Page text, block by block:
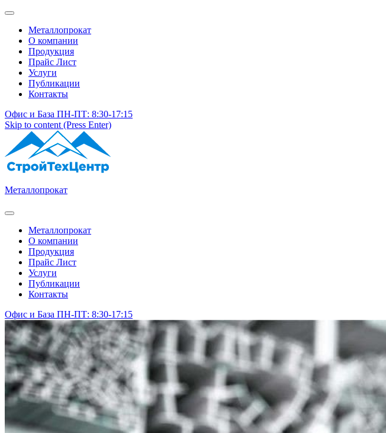
Металлопрокат
О компании
Продукция
Прайс Лист
Услуги
Публикации
Контакты
Офис и База ПН-ПТ: 8:30-17:15
Skip to content (Press Enter)
Металлопрокат
Металлопрокат
О компании
Продукция
Прайс Лист
Услуги
Публикации
Контакты
Офис и База ПН-ПТ: 8:30-17:15